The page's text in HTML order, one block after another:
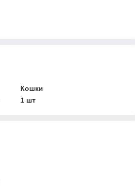
Кошки
1 шт